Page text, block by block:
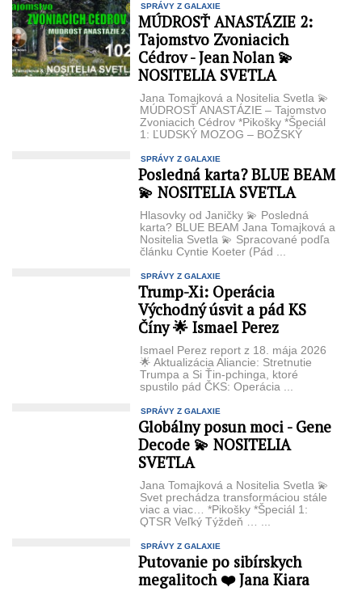
SPRÁVY Z GALAXIE
MÚDROSŤ ANASTÁZIE 2:
Tajomstvo Zvoniacich
Cédrov - Jean Nolan 💫
NOSITELIA SVETLA
Jana Tomajková a Nositelia Svetla 💫
MÚDROSŤ ANASTÁZIE – Tajomstvo
Zvoniacich Cédrov *Pikošky *Špeciál
1: ĽUDSKÝ MOZOG – BOŽSKÝ
SPRÁVY Z GALAXIE
Posledná karta? BLUE BEAM
💫 NOSITELIA SVETLA
Hlasovky od Janičky 💫 Posledná
karta? BLUE BEAM Jana Tomajková a
Nositelia Svetla 💫 Spracované podľa
článku Cyntie Koeter (Pád ...
SPRÁVY Z GALAXIE
Trump-Xi: Operácia
Východný úsvit a pád KS
Číny 🌟 Ismael Perez
Ismael Perez report z 18. mája 2026
🌟 Aktualizácia Aliancie: Stretnutie
Trumpa a Si Ťin-pchinga, ktoré
spustilo pád ČKS: Operácia ...
SPRÁVY Z GALAXIE
Globálny posun moci - Gene
Decode 💫 NOSITELIA
SVETLA
Jana Tomajková a Nositelia Svetla 💫
Svet prechádza transformáciou stále
viac a viac… *Pikošky *Špeciál 1:
QTSR Veľký Týždeň … ...
SPRÁVY Z GALAXIE
Putovanie po sibírskych
megalitoch ❤️ Jana Kiara